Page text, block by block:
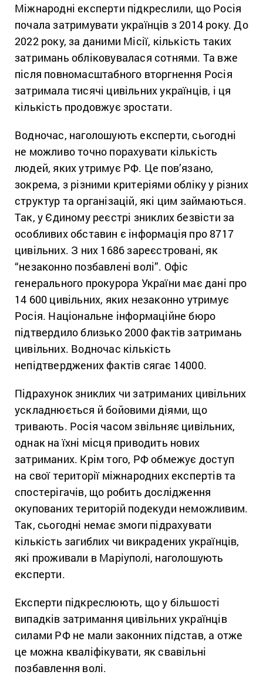
Міжнародні експерти підкреслили, що Росія
почала затримувати українців з 2014 року. До
2022 року, за даними Місії, кількість таких
затримань обліковувалася сотнями. Та вже
після повномасштабного вторгнення Росія
затримала тисячі цивільних українців, і ця
кількість продовжує зростати.
Водночас, наголошують експерти, сьогодні
не можливо точно порахувати кількість
людей, яких утримує РФ. Це пов’язано,
зокрема, з різними критеріями обліку у різних
структур та організацій, які цим займаються.
Так, у Єдиному реєстрі зниклих безвісти за
особливих обставин є інформація про 8717
цивільних. З них 1686 зареєстровані, як
“незаконно позбавлені волі”. Офіс
генерального прокурора України має дані про
14 600 цивільних, яких незаконно утримує
Росія. Національне інформаційне бюро
підтвердило близько 2000 фактів затримань
цивільних. Водночас кількість
непідтверджених фактів сягає 14000.
Підрахунок зниклих чи затриманих цивільних
ускладнюється й бойовими діями, що
тривають. Росія часом звільняє цивільних,
однак на їхні місця приводить нових
затриманих. Крім того, РФ обмежує доступ
на свої території міжнародних експертів та
спостерігачів, що робить дослідження
окупованих територій подекуди неможливим.
Так, сьогодні немає змоги підрахувати
кількість загиблих чи викрадених українців,
які проживали в Маріуполі, наголошують
експерти.
Експерти підкреслюють, що у більшості
випадків затримання цивільних українців
силами РФ не мали законних підстав, а отже
це можна кваліфікувати, як свавільні
позбавлення волі.